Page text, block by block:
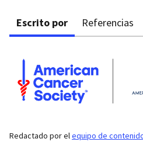
Escrito por Referencias
Redactado por elequipo de